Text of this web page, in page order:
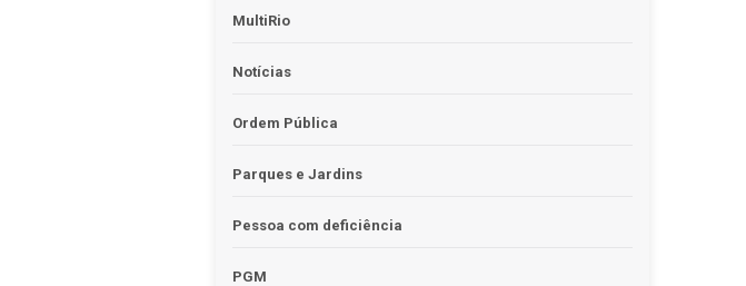
MultiRio
Notícias
Ordem Pública
Parques e Jardins
Pessoa com deficiência
PGM